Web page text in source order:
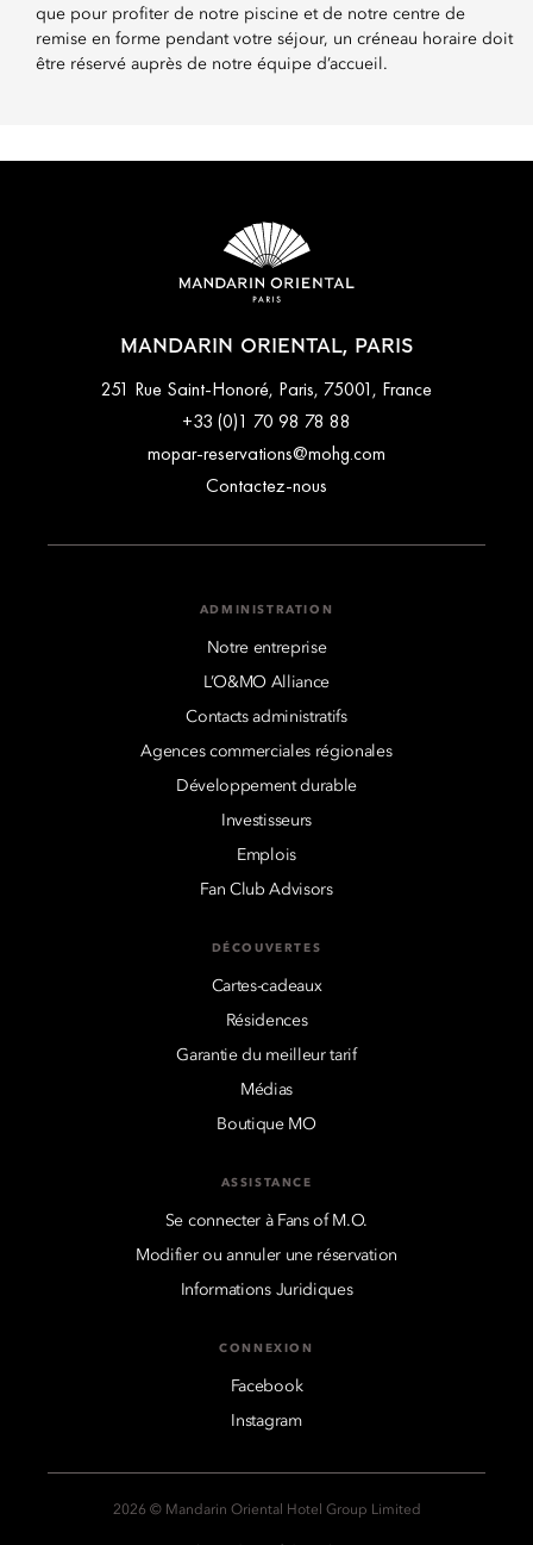
que pour profiter de notre piscine et de notre centre de
remise en forme pendant votre séjour, un créneau horaire doit
être réservé auprès de notre équipe d’accueil.
MANDARIN ORIENTAL, PARIS
251 Rue Saint-Honoré, Paris, 75001, France
+33 (0)1 70 98 78 88
mopar-reservations@mohg.com
Contactez-nous
ADMINISTRATION
Notre entreprise
L’O&MO Alliance
Contacts administratifs
Agences commerciales régionales
Développement durable
Investisseurs
Emplois
Fan Club Advisors
DÉCOUVERTES
Cartes-cadeaux
Résidences
Garantie du meilleur tarif
Médias
Boutique MO
ASSISTANCE
Se connecter à Fans of M.O.
Modifier ou annuler une réservation
Informations Juridiques
CONNEXION
Facebook
Instagram
2026 © Mandarin Oriental Hotel Group Limited